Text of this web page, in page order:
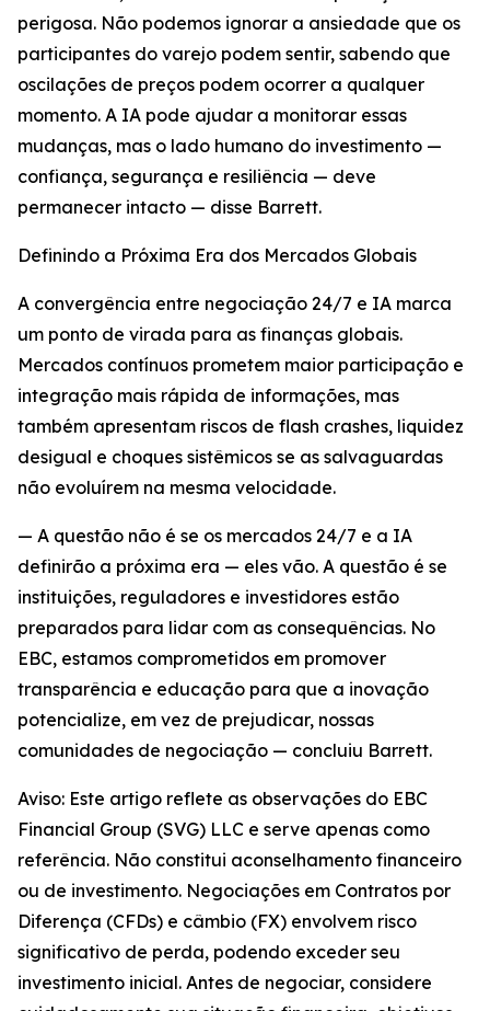
perigosa. Não podemos ignorar a ansiedade que os
participantes do varejo podem sentir, sabendo que
oscilações de preços podem ocorrer a qualquer
momento. A IA pode ajudar a monitorar essas
mudanças, mas o lado humano do investimento —
confiança, segurança e resiliência — deve
permanecer intacto — disse Barrett.
Definindo a Próxima Era dos Mercados Globais
A convergência entre negociação 24/7 e IA marca
um ponto de virada para as finanças globais.
Mercados contínuos prometem maior participação e
integração mais rápida de informações, mas
também apresentam riscos de flash crashes, liquidez
desigual e choques sistêmicos se as salvaguardas
não evoluírem na mesma velocidade.
— A questão não é se os mercados 24/7 e a IA
definirão a próxima era — eles vão. A questão é se
instituições, reguladores e investidores estão
preparados para lidar com as consequências. No
EBC, estamos comprometidos em promover
transparência e educação para que a inovação
potencialize, em vez de prejudicar, nossas
comunidades de negociação — concluiu Barrett.
Aviso: Este artigo reflete as observações do EBC
Financial Group (SVG) LLC e serve apenas como
referência. Não constitui aconselhamento financeiro
ou de investimento. Negociações em Contratos por
Diferença (CFDs) e câmbio (FX) envolvem risco
significativo de perda, podendo exceder seu
investimento inicial. Antes de negociar, considere